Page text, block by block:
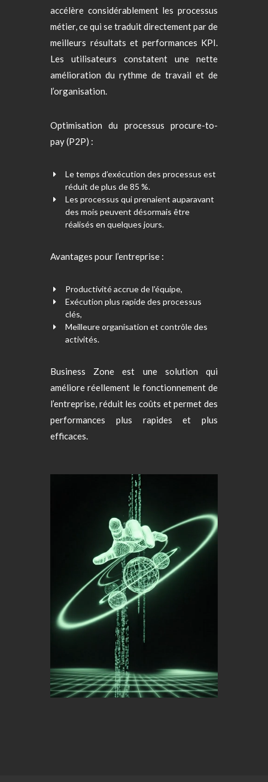
accélère considérablement les processus
métier, ce qui se traduit directement par de
meilleurs résultats et performances KPI.
Les utilisateurs constatent une nette
amélioration du rythme de travail et de
l’organisation.
Optimisation du processus procure-to-
pay (P2P) :
Le temps d’exécution des processus est
réduit de plus de 85 %.
Les processus qui prenaient auparavant
des mois peuvent désormais être
réalisés en quelques jours.
Avantages pour l’entreprise :
Productivité accrue de l’équipe,
Exécution plus rapide des processus
clés,
Meilleure organisation et contrôle des
activités.
Business Zone est une solution qui
améliore réellement le fonctionnement de
l’entreprise, réduit les coûts et permet des
performances plus rapides et plus
efficaces.